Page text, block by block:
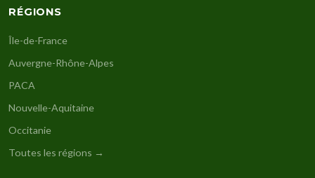
RÉGIONS
Île-de-France
Auvergne-Rhône-Alpes
PACA
Nouvelle-Aquitaine
Occitanie
Toutes les régions →